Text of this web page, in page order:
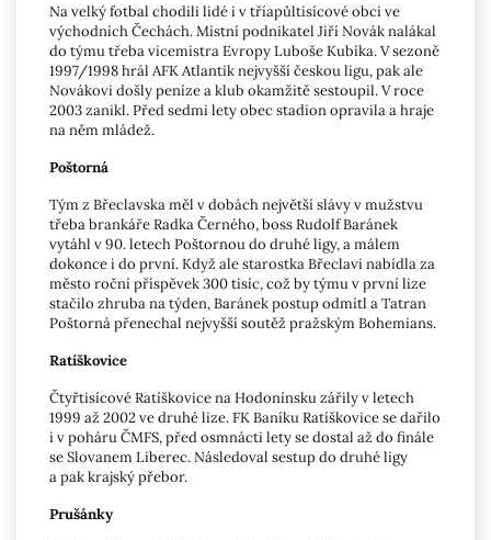
Na velký fotbal chodili lidé i v tříapůltisícové obci ve
východních Čechách. Místní podnikatel Jiří Novák nalákal
do týmu třeba vicemistra Evropy Luboše Kubíka. V sezoně
1997/1998 hrál AFK Atlantik nejvyšší českou ligu, pak ale
Novákovi došly peníze a klub okamžitě sestoupil. V roce
2003 zanikl. Před sedmi lety obec stadion opravila a hraje
na něm mládež.
Poštorná
Tým z Břeclavska měl v dobách největší slávy v mužstvu
třeba brankáře Radka Černého, boss Rudolf Baránek
vytáhl v 90. letech Poštornou do druhé ligy, a málem
dokonce i do první. Když ale starostka Břeclavi nabídla za
město roční příspěvek 300 tisíc, což by týmu v první lize
stačilo zhruba na týden, Baránek postup odmítl a Tatran
Poštorná přenechal nejvyšší soutěž pražským Bohemians.
Ratíškovice
Čtyřtisícové Ratíškovice na Hodonínsku zářily v letech
1999 až 2002 ve druhé lize. FK Baníku Ratíškovice se dařilo
i v poháru ČMFS, před osmnácti lety se dostal až do finále
se Slovanem Liberec. Následoval sestup do druhé ligy
a pak krajský přebor.
Prušánky